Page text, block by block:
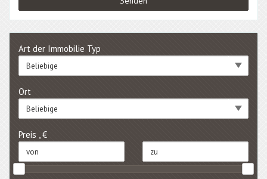
Art der Immobilie Typ
Beliebige
Ort
Beliebige
Preis , €